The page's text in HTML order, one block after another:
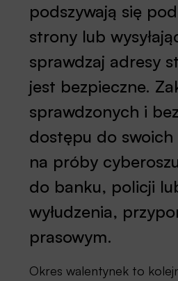
podszywają się
strony lub
sprawdzaj adresy
jest bezpieczne.
sprawdzonych i
dostępu do
na próby
do banku, policji
wyłudzenia,
prasowym.
Okres walentynek to